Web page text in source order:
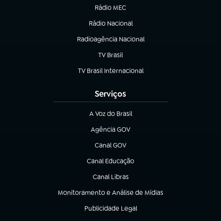
Rádio MEC
Rádio Nacional
(abre em nova aba)
Radioagência Nacional
(abre em nova aba)
TV Brasil
(abre em nova aba)
TV Brasil Internacional
(abre em nova aba)
Serviços
A Voz do Brasil
(abre em nova aba)
Agência GOV
(abre em nova aba)
Canal GOV
(abre em nova aba)
Canal Educação
(abre em nova aba)
Canal Libras
(abre em nova aba)
Monitoramento e Análise de Mídias
(abre em nova aba)
Publicidade Legal
(abre em nova aba)